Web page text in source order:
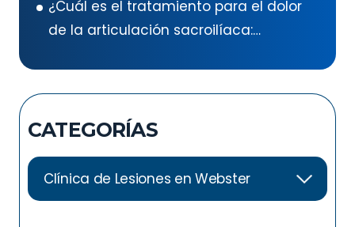
automovilístico
¿Cuál es el tratamiento para el dolor
de la articulación sacroilíaca:
CATEGORÍAS